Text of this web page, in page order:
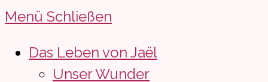
Menü Schließen
Das Leben von Jaël
Unser Wunder